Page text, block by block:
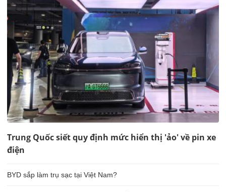
Trung Quốc siết quy định mức hiển thị 'ảo' về pin xe
điện
BYD sắp làm trụ sạc tại Việt Nam?